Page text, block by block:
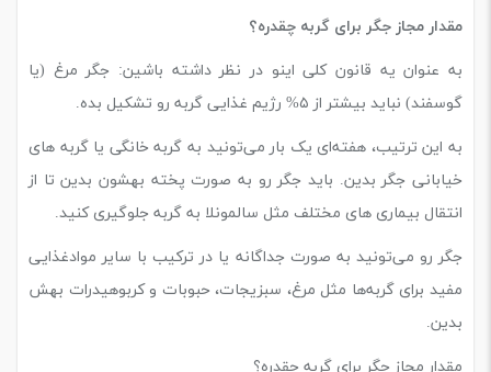
مقدار مجاز جگر برای گربه چقدره؟
به عنوان یه قانون کلی اینو در نظر داشته باشین: جگر مرغ (یا
گوسفند) نباید بیشتر از ۵% رژیم غذایی گربه رو تشکیل بده.
به این ترتیب، هفته‌ای یک بار می‌‌تونید به گربه خانگی یا گربه های
خیابانی جگر بدین. باید جگر رو به صورت پخته بهشون بدین تا از
انتقال بیماری های مختلف مثل سالمونلا به گربه جلوگیری کنید.
جگر رو می‌تونید به صورت جداگانه یا در ترکیب با سایر موادغذایی
مفید برای گربه‌ها مثل مرغ، سبزیجات، حبوبات و کربوهیدرات بهش
بدین.
مقدار مجاز جگر برای گربه چقدره؟